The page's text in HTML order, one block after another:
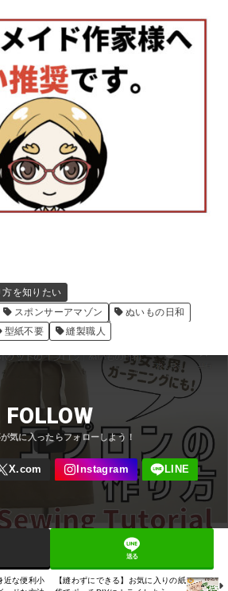
方を知りたい
スポンサーアマゾン
ぬいもの日和
型紙不要 縫製職人
FOLLOW
送る
近な便利小
【縫わずにできる】お気に入りの紙